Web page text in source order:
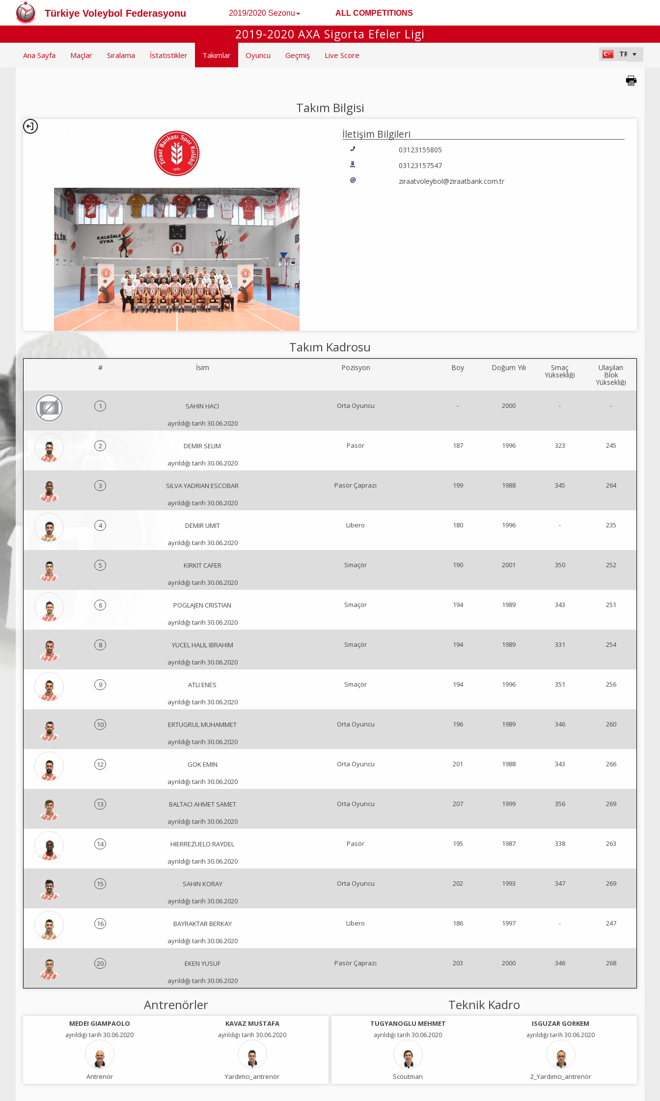
Türkiye Voleybol Federasyonu 2019/2020 Sezonu ALL COMPETITIONS
2019-2020 AXA Sigorta Efeler Ligi
Ana Sayfa Maçlar Sıralama İstatistikler Takımlar Oyuncu Geçmiş Live Score
Takım Bilgisi
İletişim Bilgileri
03123155805
03123157547
ziraatvoleybol@ziraatbank.com.tr
Takım Kadrosu
# İsim Pozisyon Boy Doğum Yılı Smaç
Yüksekliği
Ulaşılan
Blok
Yüksekliği
1
SAHIN HACI
ayrıldığı tarih 30.06.2020
Orta Oyuncu - 2000 - -
2
DEMIR SELIM
ayrıldığı tarih 30.06.2020
Pasör 187 1996 323 245
3
SILVA YADRIAN ESCOBAR
ayrıldığı tarih 30.06.2020
Pasör Çaprazı 199 1988 345 264
4
DEMIR UMIT
ayrıldığı tarih 30.06.2020
Libero 180 1996 - 235
5
KIRKIT CAFER
ayrıldığı tarih 30.06.2020
Smaçör 190 2001 350 252
6
POGLAJEN CRISTIAN
ayrıldığı tarih 30.06.2020
Smaçör 194 1989 343 251
8
YUCEL HALIL IBRAHIM
ayrıldığı tarih 30.06.2020
Smaçör 194 1989 331 254
9
ATLI ENES
ayrıldığı tarih 30.06.2020
Smaçör 194 1996 351 256
10
ERTUGRUL MUHAMMET
ayrıldığı tarih 30.06.2020
Orta Oyuncu 196 1989 346 260
12
GOK EMIN
ayrıldığı tarih 30.06.2020
Orta Oyuncu 201 1988 343 266
13
BALTACI AHMET SAMET
ayrıldığı tarih 30.06.2020
Orta Oyuncu 207 1999 356 269
14
HIERREZUELO RAYDEL
ayrıldığı tarih 30.06.2020
Pasör 195 1987 338 263
15
SAHIN KORAY
ayrıldığı tarih 30.06.2020
Orta Oyuncu 202 1993 347 269
16
BAYRAKTAR BERKAY
ayrıldığı tarih 30.06.2020
Libero 186 1997 - 247
20
EKEN YUSUF
ayrıldığı tarih 30.06.2020
Pasör Çaprazı 203 2000 346 268
Antrenörler
MEDEI GIAMPAOLO
ayrıldığı tarih 30.06.2020
Antrenör
KAVAZ MUSTAFA
ayrıldığı tarih 30.06.2020
Yardımcı_antrenör
Teknik Kadro
TUGYANOGLU MEHMET
ayrıldığı tarih 30.06.2020
Scoutman
ISGUZAR GORKEM
ayrıldığı tarih 30.06.2020
2_Yardımcı_antrenör